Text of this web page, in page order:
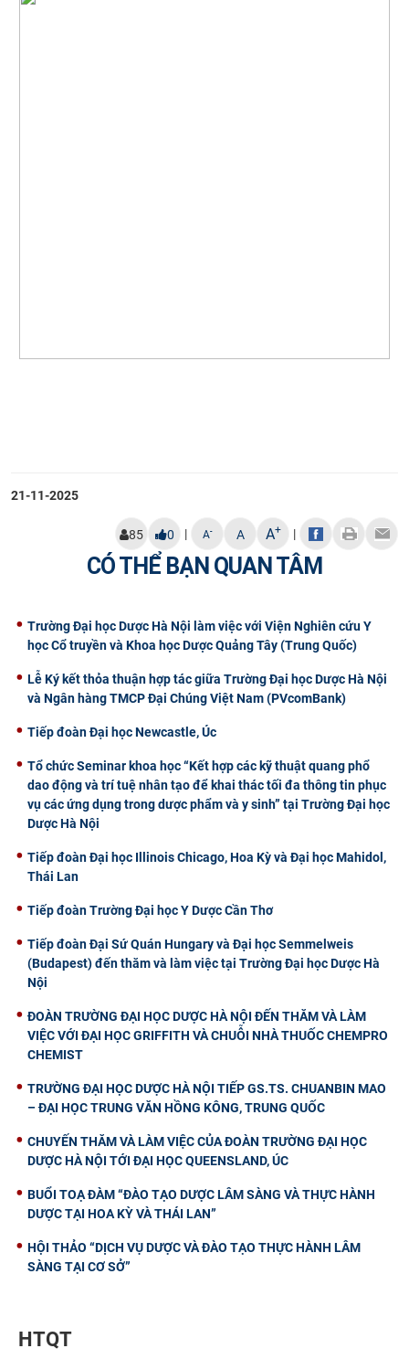
21-11-2025
85 0 | A- A A+ |
CÓ THỂ BẠN QUAN TÂM
Trường Đại học Dược Hà Nội làm việc với Viện Nghiên cứu Y
học Cổ truyền và Khoa học Dược Quảng Tây (Trung Quốc)
Lễ Ký kết thỏa thuận hợp tác giữa Trường Đại học Dược Hà Nội
và Ngân hàng TMCP Đại Chúng Việt Nam (PVcomBank)
Tiếp đoàn Đại học Newcastle, Úc
Tổ chức Seminar khoa học “Kết hợp các kỹ thuật quang phổ
dao động và trí tuệ nhân tạo để khai thác tối đa thông tin phục
vụ các ứng dụng trong dược phẩm và y sinh” tại Trường Đại học
Dược Hà Nội
Tiếp đoàn Đại học Illinois Chicago, Hoa Kỳ và Đại học Mahidol,
Thái Lan
Tiếp đoàn Trường Đại học Y Dược Cần Thơ
Tiếp đoàn Đại Sứ Quán Hungary và Đại học Semmelweis
(Budapest) đến thăm và làm việc tại Trường Đại học Dược Hà
Nội
ĐOÀN TRƯỜNG ĐẠI HỌC DƯỢC HÀ NỘI ĐẾN THĂM VÀ LÀM
VIỆC VỚI ĐẠI HỌC GRIFFITH VÀ CHUỖI NHÀ THUỐC CHEMPRO
CHEMIST
TRƯỜNG ĐẠI HỌC DƯỢC HÀ NỘI TIẾP GS.TS. CHUANBIN MAO
– ĐẠI HỌC TRUNG VĂN HỒNG KÔNG, TRUNG QUỐC
CHUYẾN THĂM VÀ LÀM VIỆC CỦA ĐOÀN TRƯỜNG ĐẠI HỌC
DƯỢC HÀ NỘI TỚI ĐẠI HỌC QUEENSLAND, ÚC
BUỔI TOẠ ĐÀM “ĐÀO TẠO DƯỢC LÂM SÀNG VÀ THỰC HÀNH
DƯỢC TẠI HOA KỲ VÀ THÁI LAN”
HỘI THẢO “DỊCH VỤ DƯỢC VÀ ĐÀO TẠO THỰC HÀNH LÂM
SÀNG TẠI CƠ SỞ”
HTQT